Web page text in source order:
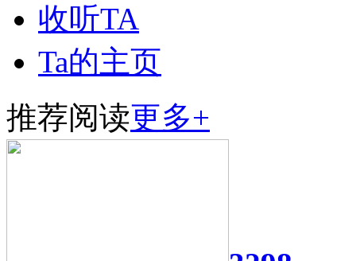
收听TA
Ta的主页
推荐阅读更多+